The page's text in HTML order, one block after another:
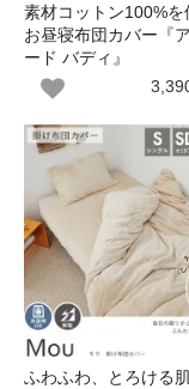
素材コットン100%を
お昼寝布団カバー『
ード バディ』
ふわふわ、とろける